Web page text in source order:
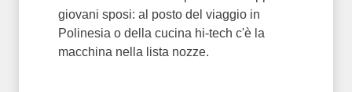
giovani sposi: al posto del viaggio in
Polinesia o della cucina hi-tech c'è la
macchina nella lista nozze.